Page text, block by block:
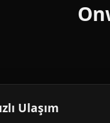
Ulaşım